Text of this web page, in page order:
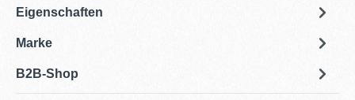
Eigenschaften
Marke
B2B-Shop